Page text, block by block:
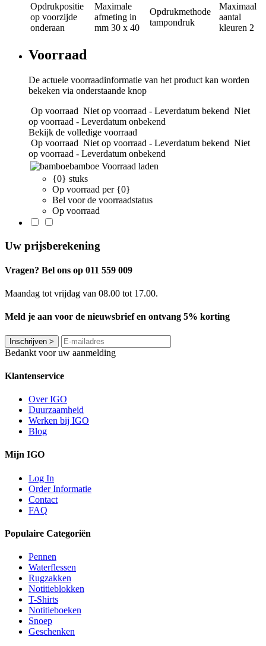
Opdrukpositie
op voorzijde
onderaan
Maximale
afmeting in
mm 30 x 40
Opdrukmethode
tampondruk
Maximaal
aantal
kleuren 2
Voorraad
De actuele voorraadinformatie van het product kan worden
bekeken via onderstaande knop
Op voorraad Niet op voorraad - Leverdatum bekend Niet
op voorraad - Leverdatum onbekend
Bekijk de volledige voorraad
Op voorraad Niet op voorraad - Leverdatum bekend Niet
op voorraad - Leverdatum onbekend
bamboe Voorraad laden
{0} stuks
Op voorraad per {0}
Bel voor de voorraadstatus
Op voorraad
Uw prijsberekening
Vragen? Bel ons op 011 559 009
Maandag tot vrijdag van 08.00 tot 17.00.
Meld je aan voor de nieuwsbrief en ontvang 5% korting
Inschrijven >
Bedankt voor uw aanmelding
Klantenservice
Over IGO
Duurzaamheid
Werken bij IGO
Blog
Mijn IGO
Log In
Order Informatie
Contact
FAQ
Populaire Categoriën
Pennen
Waterflessen
Rugzakken
Notitieblokken
T-Shirts
Notitieboeken
Snoep
Geschenken